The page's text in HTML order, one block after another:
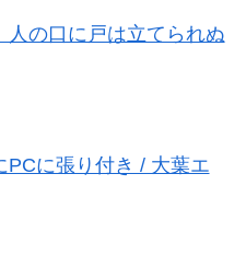
人の口に戸は立てられぬ
PCに張り付き / 大葉エ